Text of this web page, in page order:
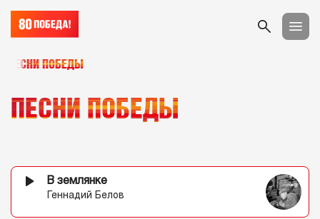
ПЕСНИ ПОБЕДЫ
ПЕСНИ ПОБЕДЫ
В землянке
Геннадий Белов